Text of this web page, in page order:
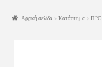
Αρχική σελίδα Κατάστημα